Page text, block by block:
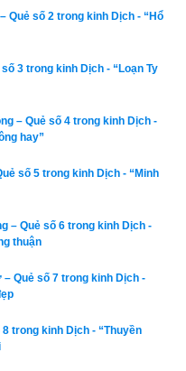
phò trợ ấu chúa A Đẩu,
gieo phải quẻ này. Quả
không diệt được nước
là ứng với quẻ “Đáy
phí sức”.
công, bởi đó là việc làm
nhân chủ yếu của hành
tượng, lạc phương hướng.
hoàn hảo và lí tưởng, có
tưởng ở thế giới này, thật
Quẻ số 2 trong kinh Dịch - “Hổ
3 trong kinh Dịch - “Loạn Ty
– Quẻ số 4 trong kinh Dịch -
hay”
số 5 trong kinh Dịch - “Minh
– Quẻ số 6 trong kinh Dịch -
thuận
Quẻ số 7 trong kinh Dịch -
trong kinh Dịch - “Thuyền